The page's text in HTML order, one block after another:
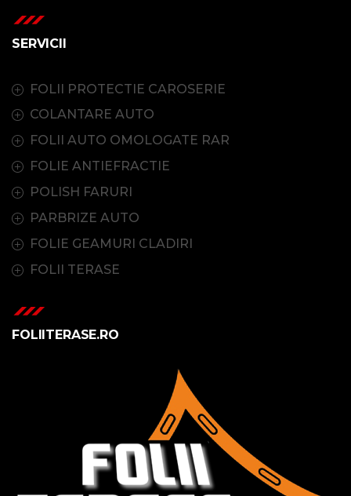
SERVICII
FOLII PROTECTIE CAROSERIE
COLANTARE AUTO
FOLII AUTO OMOLOGATE RAR
FOLIE ANTIEFRACTIE
POLISH FARURI
PARBRIZE AUTO
FOLIE GEAMURI CLADIRI
FOLII TERASE
FOLIITERASE.RO